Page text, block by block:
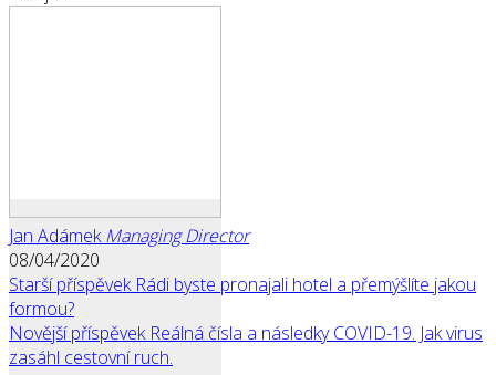
Jan Adámek Managing Director
08/04/2020
Starší příspěvek Rádi byste pronajali hotel a přemýšlíte jakou
formou?
Novější příspěvek Reálná čísla a následky COVID-19. Jak virus
zasáhl cestovní ruch.